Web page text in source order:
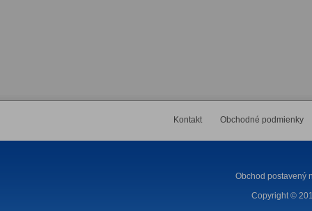
Kontakt Obchodné podmienky
Obchod postavený
Copyright ©